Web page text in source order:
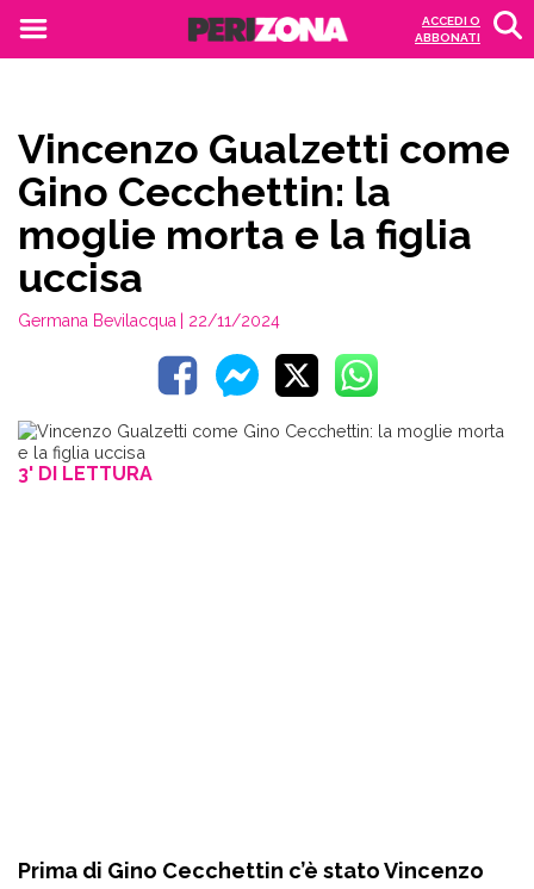
ACCEDI O
ABBONATI
Vincenzo Gualzetti come
Gino Cecchettin: la
moglie morta e la figlia
uccisa
Germana Bevilacqua | 22/11/2024
3' DI LETTURA
Prima di Gino Cecchettin c’è stato Vincenzo